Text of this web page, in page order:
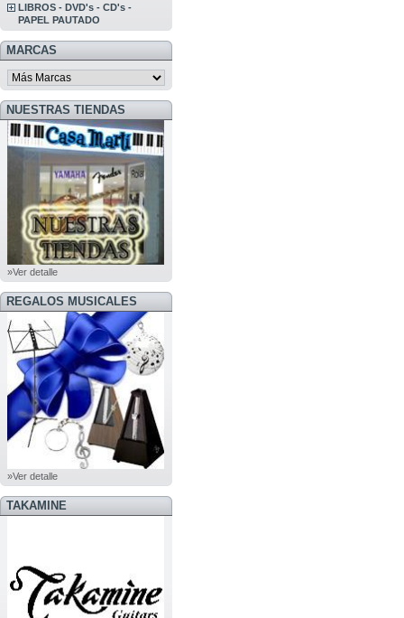
LIBROS - DVD's - CD's -
PAPEL PAUTADO
MARCAS
NUESTRAS TIENDAS
»Ver detalle
REGALOS MUSICALES
»Ver detalle
TAKAMINE